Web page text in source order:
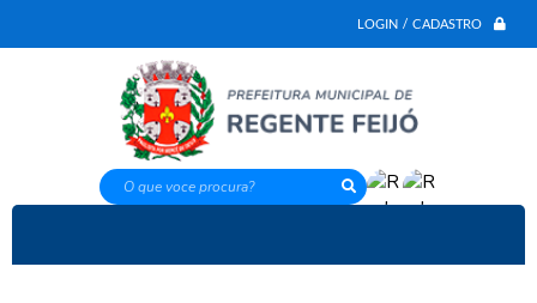
LOGIN / CADASTRO
O que voce procura?